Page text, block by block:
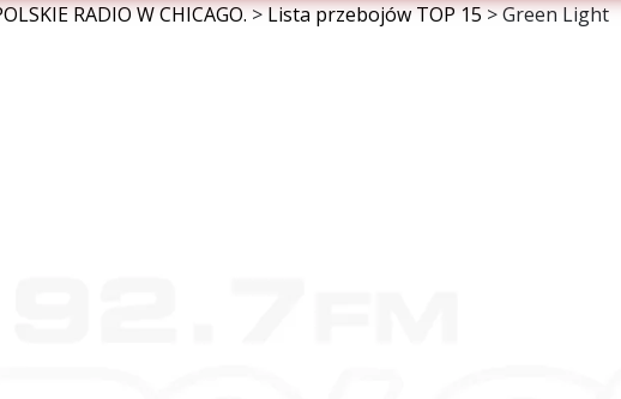
RADIO W CHICAGO.>Lista przebojów TOP 15>Green Light